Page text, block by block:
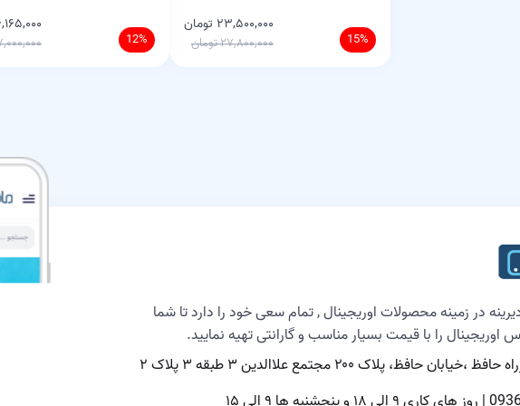
۲۳,۵۰۰,۰۰۰ تومان
۲۷,۸۰۰,۰۰۰ تومان 15%
۶,۱۶۵,۰۰۰
۷,۰۰۰,۰۰۰ 12%
در زمینه محصولات اوریجینال , تمام سعی خود را دارد تا شما
اوریجینال را با قیمت بسیار مناسب و گارانتی تهیه نمایید.
حافظ، پلاک ۲۰۰ مجتمع علاالدین ۳ طبقه ۳ پلاک ۲